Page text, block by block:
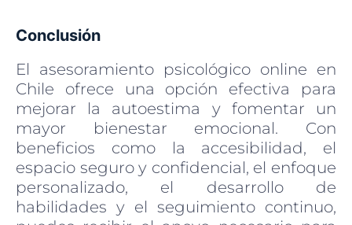
Conclusión
El asesoramiento psicológico online en
Chile ofrece una opción efectiva para
mejorar la autoestima y fomentar un
mayor bienestar emocional. Con
beneficios como la accesibilidad, el
espacio seguro y confidencial, el enfoque
personalizado, el desarrollo de
habilidades y el seguimiento continuo,